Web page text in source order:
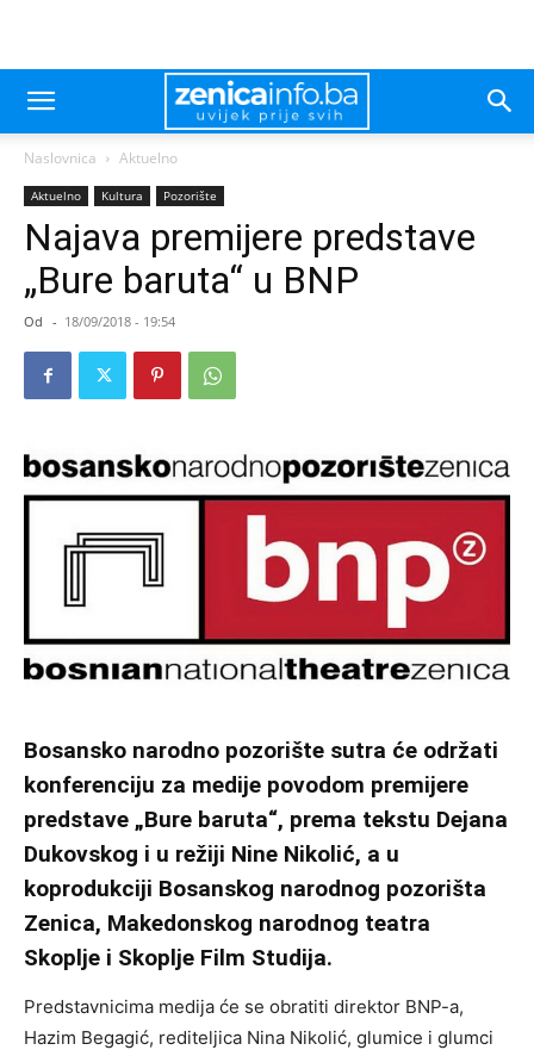
Naslovnica Aktuelno
Aktuelno Kultura Pozorište
Najava premijere predstave
„Bure baruta“ u BNP
Od - 18/09/2018 - 19:54
Bosansko narodno pozorište sutra će održati
konferenciju za medije povodom premijere
predstave „Bure baruta“, prema tekstu Dejana
Dukovskog i u režiji Nine Nikolić, a u
koprodukciji Bosanskog narodnog pozorišta
Zenica, Makedonskog narodnog teatra
Skoplje i Skoplje Film Studija.
Predstavnicima medija će se obratiti direktor BNP-a,
Hazim Begagić, rediteljica Nina Nikolić, glumice i glumci